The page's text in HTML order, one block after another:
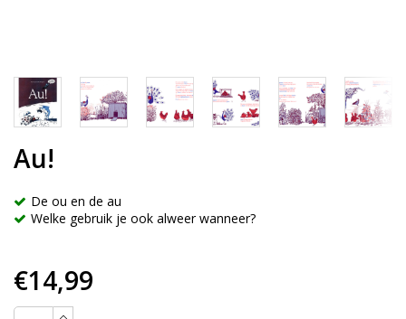
Au!
De ou en de au
Welke gebruik je ook alweer wanneer?
€14,99